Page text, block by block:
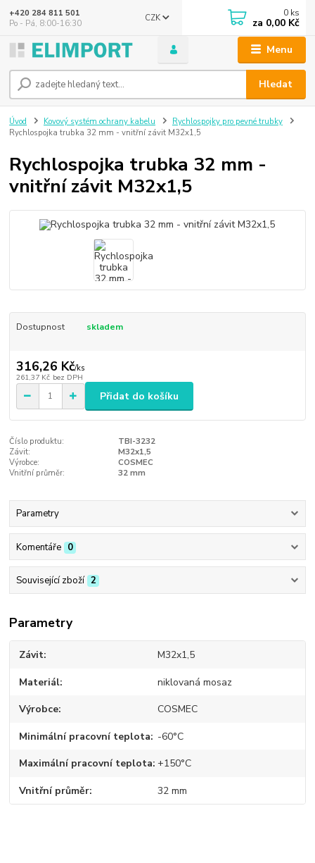
Menu
CZK
Hledat
+420 284 811 501
Po - Pá, 8:00-16:30
0 ks
za 0,00 Kč
Úvod Kovový systém ochrany kabelu
Rychlospojky pro pevné trubky
Rychlospojka trubka 32 mm - vnitřní závit M32x1,5
Rychlospojka trubka 32 mm -
vnitřní závit M32x1,5
Dostupnost skladem
316,26 Kč/ks
261,37 Kč bez DPH
Přidat do košíku
Číslo produktu:
TBI-3232
Závit:
M32x1,5
Výrobce:
COSMEC
Vnitřní průměr:
32 mm
Parametry
Komentáře 0
Související zboží 2
Parametry
Závit M32x1,5
Materiál niklovaná mosaz
Výrobce COSMEC
Minimální pracovní teplota -60°C
Maximální pracovní teplota +150°C
Vnitřní průměr 32 mm